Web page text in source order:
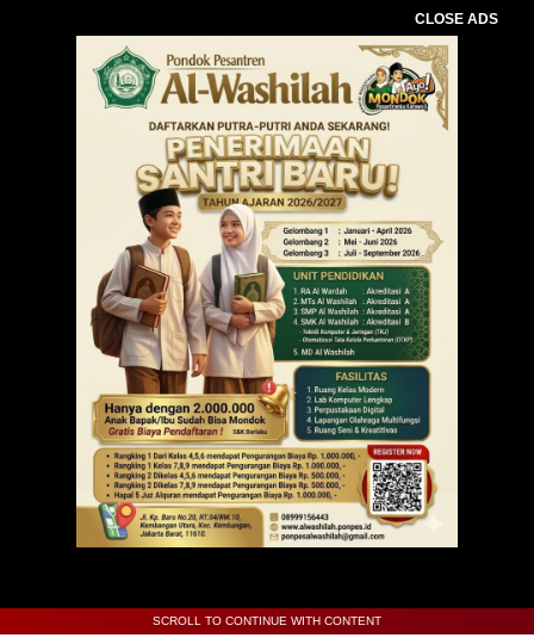
CLOSE ADS
SCROLL TO CONTINUE WITH CONTENT